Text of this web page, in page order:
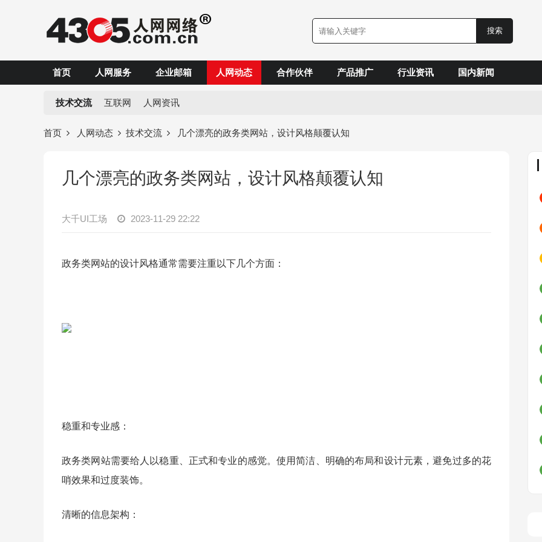
首页 人网服务 企业邮箱 人网动态 合作伙伴 产品推广 行业资讯 国内新闻
技术交流 互联网 人网资讯
首页 人网动态 技术交流 几个漂亮的政务类网站，设计风格颠覆认知
几个漂亮的政务类网站，设计风格颠覆认知
大千UI工场 2023-11-29 22:22
政务类网站的设计风格通常需要注重以下几个方面：
稳重和专业感：
政务类网站需要给人以稳重、正式和专业的感觉。使用简洁、明确的布局和设计元素，避免过多的花
哨效果和过度装饰。
清晰的信息架构：